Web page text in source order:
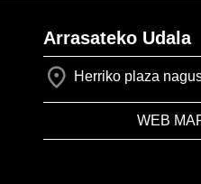
Arrasateko Udala
Herriko plaza
WEB